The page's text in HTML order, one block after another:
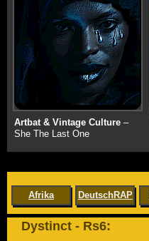
Artbat & Vintage Culture–
She The Last One
Afrika DeutschRAP
Dystinct - Rs6: